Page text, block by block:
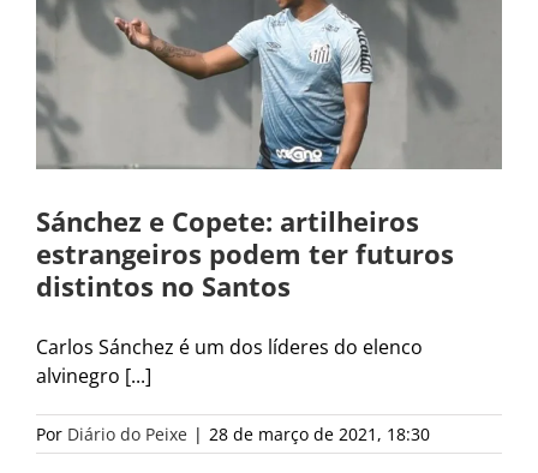
Sánchez e Copete: artilheiros
estrangeiros podem ter futuros
distintos no Santos
Carlos Sánchez é um dos líderes do elenco
alvinegro [...]
Por Diário do Peixe | 28 de março de 2021, 18:30